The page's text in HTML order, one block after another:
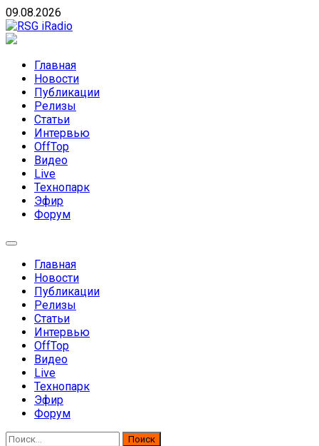
Skip
to
content
09.08.2026
направлений без возрастных ограничений
Главная
Новости
Публикации
Релизы
Статьи
Интервью
OffTop
Видео
Live
Технопарк
Эфир
Форум
Главная
Новости
Публикации
Релизы
Статьи
Интервью
OffTop
Видео
Live
Технопарк
Эфир
Форум
Найти: